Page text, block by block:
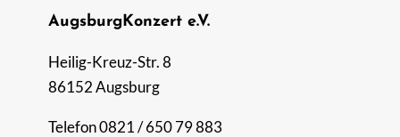
AugsburgKonzert e.V.
Heilig-Kreuz-Str. 8
86152 Augsburg
Telefon 0821 / 650 79 883